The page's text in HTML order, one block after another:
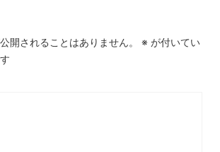
開されることはありません。 ※ が付いてい